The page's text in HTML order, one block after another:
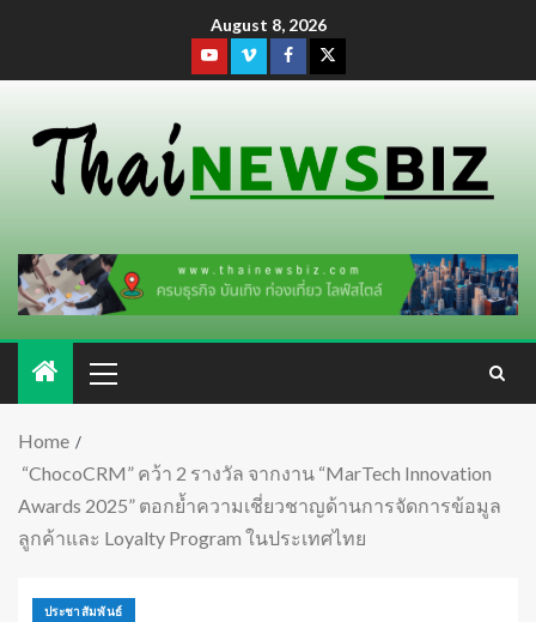
August 8, 2026
Home
“ChocoCRM” คว้า 2 รางวัล จากงาน “MarTech Innovation
Awards 2025” ตอกย้ำความเชี่ยวชาญด้านการจัดการข้อมูล
ลูกค้าและ Loyalty Program ในประเทศไทย
ประชาสัมพันธ์